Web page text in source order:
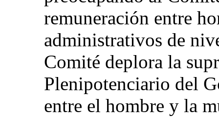
remuneración entre
administrativos de
Comité deplora la
Plenipotenciario del
entre el hombre y la